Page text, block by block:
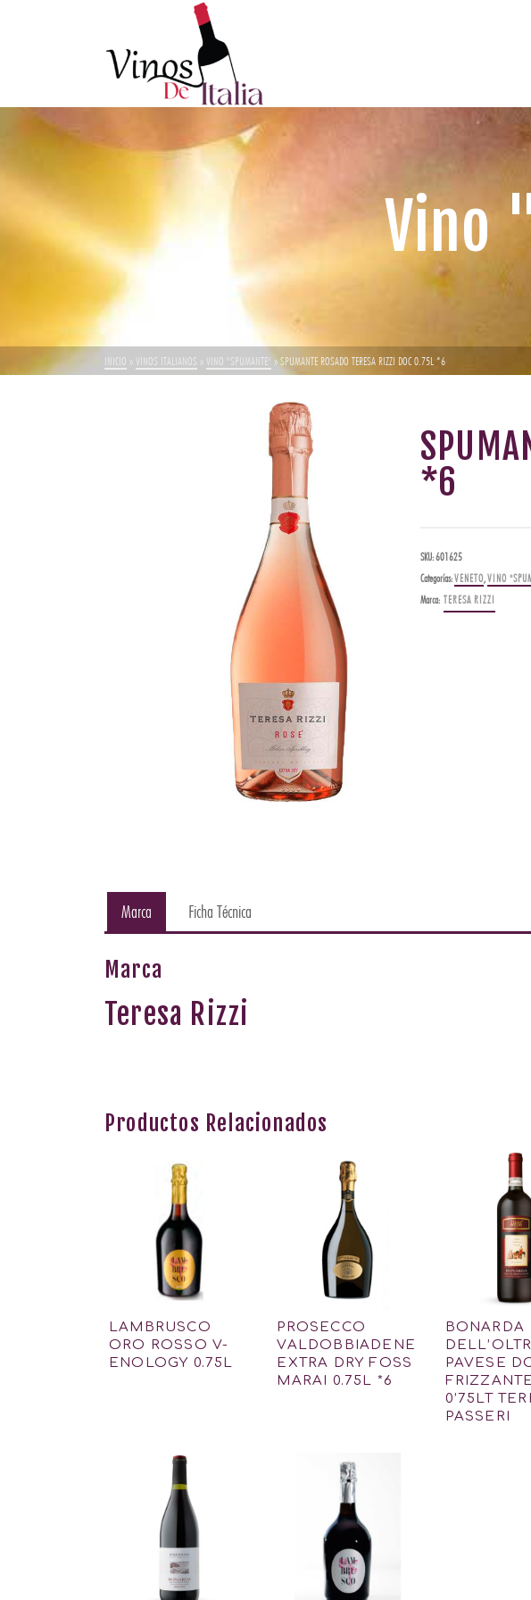
Vino
INICIO »VINOS ITALIANOS »VINO "SPUMANTE" »SPUMANTE ROSADO TERESA RIZZI DOC 0.75L *6
*6
SKU:601625
Categorías:VENETO,VINO
Marca: TERESA RIZZI
Marca Ficha Técnica
Marca
Teresa Rizzi
Productos Relacionados
LAMBRUSCO
ORO ROSSO V-
ENOLOGY 0.75L
PROSECCO
VALDOBBIADENE
EXTRA DRY FOSS
MARAI 0.75L *6
BONARDA
PAVESE
0’75LT
PASSERI